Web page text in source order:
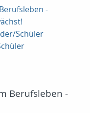
-
Schüler
Berufsleben -